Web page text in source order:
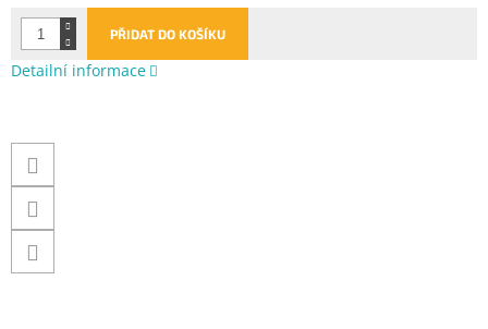
PŘIDAT DO KOŠÍKU
Detailní informace